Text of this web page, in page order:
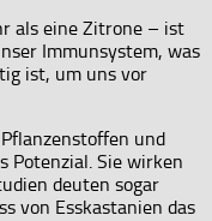
als eine Zitrone – ist
Immunsystem, was
ist, um uns vor
und
Potenzial. Sie wirken
deuten sogar
von Esskastanien das